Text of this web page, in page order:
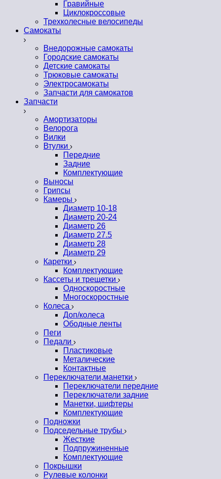
Гравийные
Циклокроссовые
Трехколесные велосипеды
Самокаты
Внедорожные самокаты
Городские самокаты
Детские самокаты
Трюковые самокаты
Электросамокаты
Запчасти для самокатов
Запчасти
Амортизаторы
Велорога
Вилки
Втулки
Передние
Задние
Комплектующие
Выносы
Грипсы
Камеры
Диаметр 10-18
Диаметр 20-24
Диаметр 26
Диаметр 27.5
Диаметр 28
Диаметр 29
Каретки
Комплектующие
Кассеты и трещетки
Односкоростные
Многоскоростные
Колеса
Доп/колеса
Ободные ленты
Пеги
Педали
Пластиковые
Металические
Контактные
Переключатели,манетки
Переключатели передние
Переключатели задние
Манетки, шифтеры
Комплектующие
Подножки
Подседельные трубы
Жесткие
Подпружиненные
Комплектующие
Покрышки
Рулевые колонки